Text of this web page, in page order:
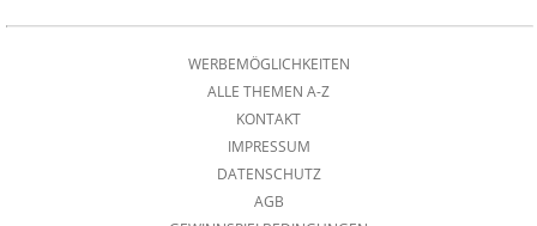
WERBEMÖGLICHKEITEN
ALLE THEMEN A-Z
KONTAKT
IMPRESSUM
DATENSCHUTZ
AGB